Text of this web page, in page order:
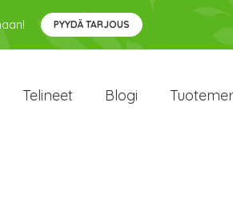
PYYDÄ TARJOUS
Telineet Blogi